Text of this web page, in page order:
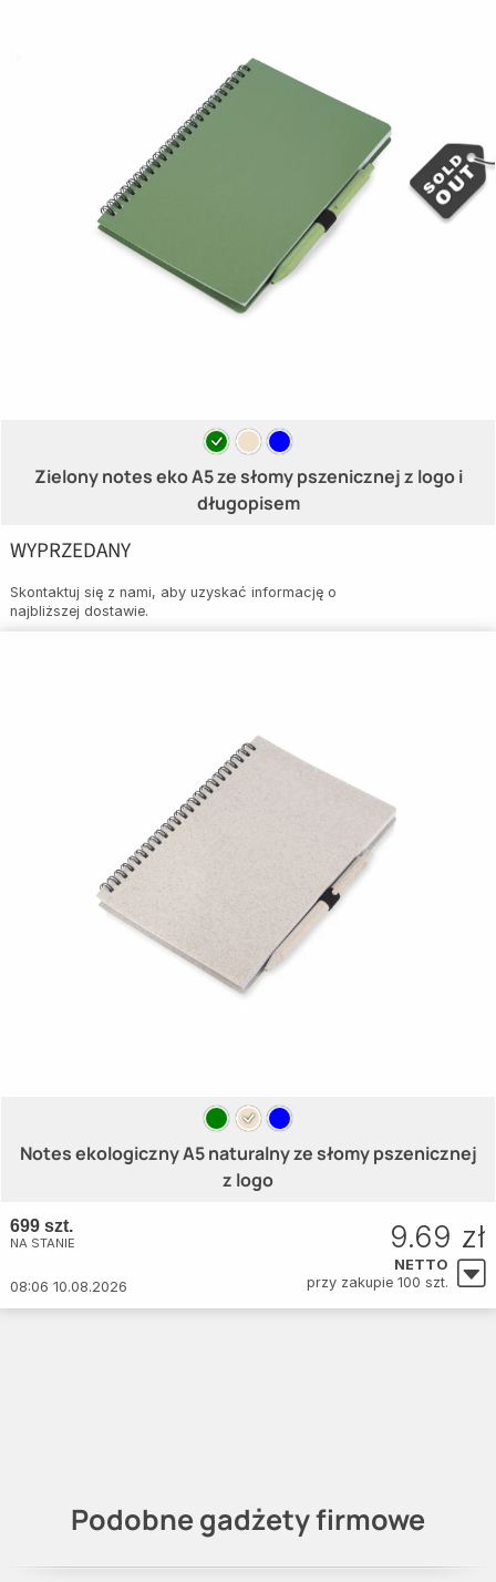
Zielony notes eko A5 ze słomy pszenicznej z logo i
długopisem
WYPRZEDANY
Skontaktuj się z nami, aby uzyskać informację o
najbliższej dostawie.
Notes ekologiczny A5 naturalny ze słomy pszenicznej
z logo
699 szt.
NA STANIE
08:06 10.08.2026
9.69 zł
NETTO
przy zakupie 100 szt.
Podobne gadżety firmowe